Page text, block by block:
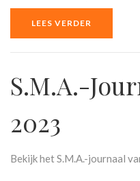
LEES VERDER
S.M.A.-
2023
Bekijk het S.M.A.-journaal